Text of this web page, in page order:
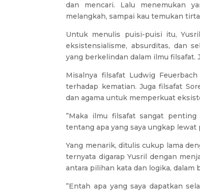
dan mencari. Lalu menemukan
melangkah, sampai kau temukan
Untuk menulis puisi-puisi itu,
eksistensialisme, absurditas, dan
yang berkelindan dalam ilmu
Misalnya filsafat Ludwig
terhadap kematian. Juga filsafat
dan agama untuk memperkuat
”Maka ilmu filsafat sangat
tentang apa yang saya ungkap lewat
Yang menarik, ditulis cukup lama
ternyata digarap Yusril dengan
antara pilihan kata dan logika, dalam
”Entah apa yang saya dapatkan